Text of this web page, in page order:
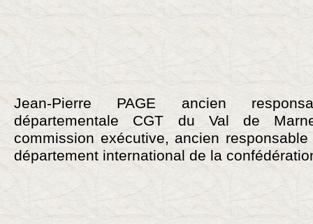
Jean-Pierre PAGE ancien
départementale CGT du Val de
commission exécutive, ancien
département international de la